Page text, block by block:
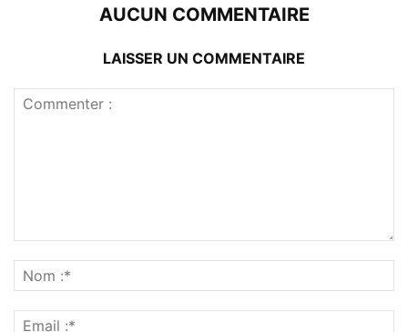
AUCUN COMMENTAIRE
LAISSER UN COMMENTAIRE